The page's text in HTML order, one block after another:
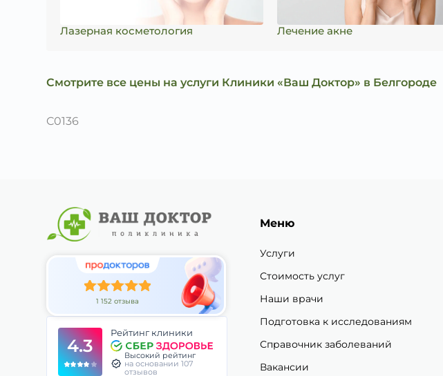
Лазерная косметология Лечение акне
Смотрите все цены на услуги Клиники «Ваш Доктор» в Белгороде
C0136
1 152 отзыва
4.3
Рейтинг клиники
Высокий рейтинг
на основании 107
отзывов
Меню
Услуги
Стоимость услуг
Наши врачи
Подготовка к исследованиям
Справочник заболеваний
Вакансии